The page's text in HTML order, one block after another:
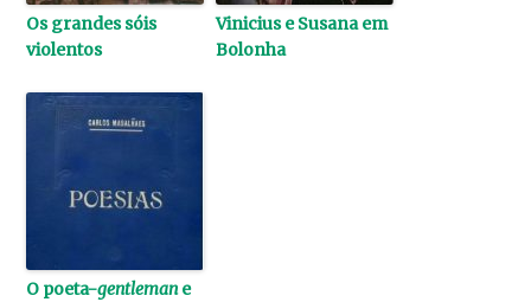
Os grandes sóis
violentos
Vinicius e Susana em
Bolonha
O poeta-gentlemane